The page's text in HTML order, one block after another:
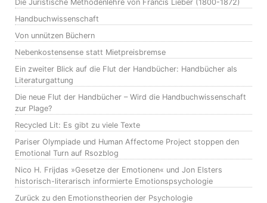
Die Juristische Methodenlehre von Francis Lieber (1800-1872)
Handbuchwissenschaft
Von unnützen Büchern
Nebenkostensense statt Mietpreisbremse
Ein zweiter Blick auf die Flut der Handbücher: Handbücher als
Literaturgattung
Die neue Flut der Handbücher – Wird die Handbuchwissenschaft
zur Plage?
Recycled Lit: Es gibt zu viele Texte
Pariser Olympiade und Human Affectome Project stoppen den
Emotional Turn auf Rsozblog
Nico H. Frijdas »Gesetze der Emotionen« und Jon Elsters
historisch-literarisch informierte Emotionspsychologie
Zurück zu den Emotionstheorien der Psychologie